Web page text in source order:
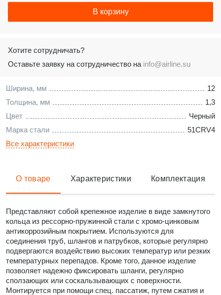
Ширина, мм
12
Толщина, мм
1,3
Цвет
Черный
Марка стали
51CRV4
Все характеристики
В корзину
Хотите сотрудничать?
Оставьте заявку на сотрудничество на info@airline.su
О товаре Характеристики Комплектация
Представляют собой крепежное изделие в виде замкнутого
кольца из рессорно-пружинной стали с хромо-цинковым
антикоррозийным покрытием. Используются для
соединения труб, шлангов и патрубков, которые регулярно
подвергаются воздействию высоких температур или резких
температурных перепадов. Кроме того, данное изделие
позволяет надежно фиксировать шланги, регулярно
сползающих или соскальзывающих с поверхности.
Монтируется при помощи спец. пассатиж, путем сжатия и